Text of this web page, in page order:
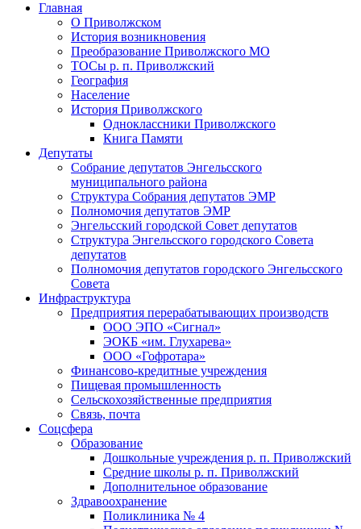
Главная
О Приволжском
История возникновения
Преобразование Приволжского МО
ТОСы р. п. Приволжский
География
Население
История Приволжского
Одноклассники Приволжского
Книга Памяти
Депутаты
Собрание депутатов Энгельсского
муниципального района
Структура Собрания депутатов ЭМР
Полномочия депутатов ЭМР
Энгельсский городской Совет депутатов
Структура Энгельсского городского Совета
депутатов
Полномочия депутатов городского Энгельсского
Совета
Инфраструктура
Предприятия перерабатывающих производств
ООО ЭПО «Сигнал»
ЭОКБ «им. Глухарева»
ООО «Гофротара»
Финансово-кредитные учреждения
Пищевая промышленность
Сельскохозяйственные предприятия
Связь, почта
Соцсфера
Образование
Дошкольные учреждения р. п. Приволжский
Средние школы р. п. Приволжский
Дополнительное образование
Здравоохранение
Поликлиника № 4